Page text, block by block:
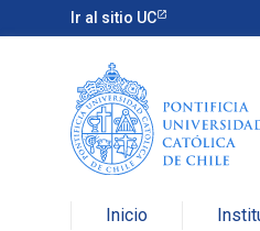
Ir al sitio UC
Inicio